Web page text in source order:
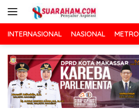
INTERNASIONAL NASIONAL METRO